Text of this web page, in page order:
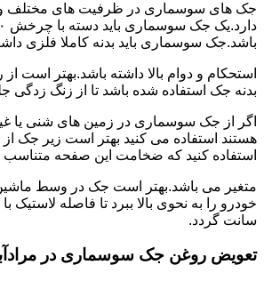
جک های سوسماری در ظرفیت های مختلف و
باشد.جک سوسماری باید بدنه کاملا فلزی
استحکام و دوام بالا داشته باشد.بهتر است
بدنه جک استفاده شده باشد تا از زنگ زدگی
اگر از جک سوسماری در زمین های شنی یا
هستند استفاده می کنید بهتر است زیر جک
استفاده کنید که ضخامت این صفحه متناسب
متغیر می باشد.بهتر است جک در وسط ماشین
سانت گردد.
تعویض روغن جک سوسماری در